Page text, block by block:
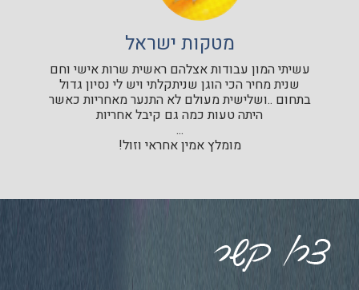
מטקות ישראל
עשיתי המון עבודות אצלהם ראשית שרות אישי וחם
שנית מחיר הכי הוגן שניתקלתי ויש לי נסיון גדול
בתחום ..ושלישית מעולם לא התנער מאחריות כאשר
היתה טעות כמה גם קיבל אחריות
...
מומלץ אמין אחראי וזול!